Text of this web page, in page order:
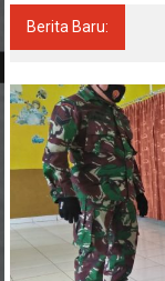
Terpercaya
Berita Baru: